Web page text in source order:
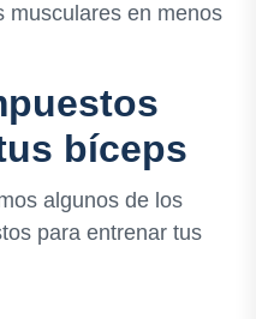
musculares en menos
bíceps
algunos de los
para entrenar tus